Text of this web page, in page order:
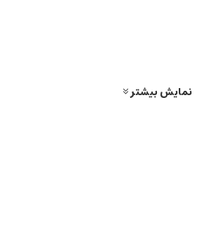
می کنند. این نوع عطرها عموماً رایحه های
نمایش بیشتر